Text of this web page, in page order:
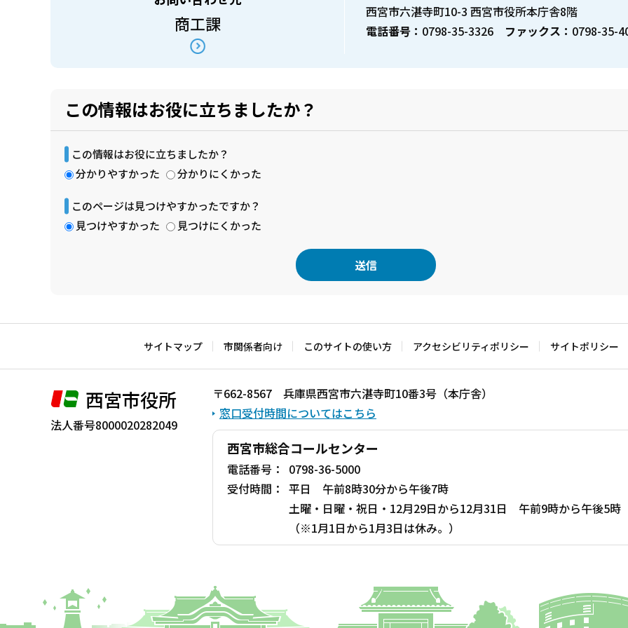
商工課
西宮市六湛寺町10-3 西宮市役所本庁舎8階
電話番号： 0798-35-3326 ファックス： 0798-35-
この情報はお役に立ちましたか？
この情報はお役に立ちましたか？
分かりやすかった
分かりにくかった
このページは見つけやすかったですか？
見つけやすかった
見つけにくかった
文
で
サイトマップ 市関係者向け このサイトの使い方 アクセシビリティポリシー サイトポリシー
西宮市役所
法人番号8000020282049
〒662-8567 兵庫県西宮市六湛寺町10番3号（本庁舎）
窓口受付時間についてはこちら
西宮市総合コールセンター
電話番号：
0798-36-5000
受付時間： 平日 午前8時30分から午後7時
土曜・日曜・祝日・12月29日から12月31日 午前9時から午後5時
（※1月1日から1月3日は休み。）